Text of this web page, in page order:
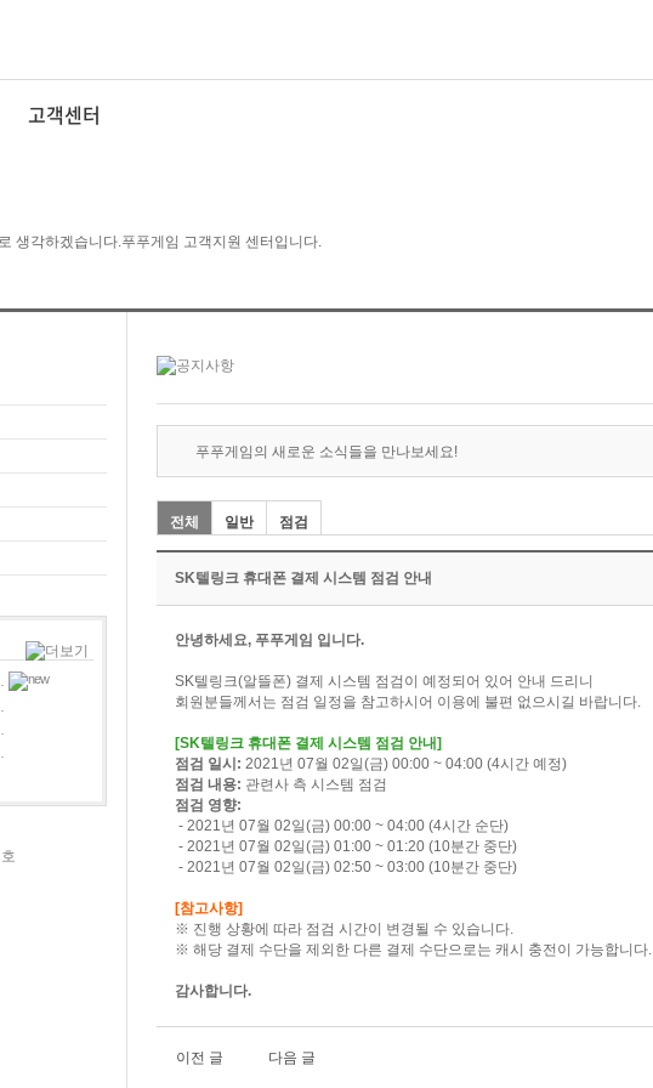
고객센터
푸푸게임의 새로운 소식들을 만나보세요!
전체 일반 점검
SK텔링크 휴대폰 결제 시스템 점검 안내
안녕하세요, 푸푸게임 입니다.
SK텔링크(알뜰폰) 결제 시스템 점검이 예정되어 있어 안내 드리니
회원분들께서는 점검 일정을 참고하시어 이용에 불편 없으시길 바랍니다.
[SK텔링크 휴대폰 결제 시스템 점검 안내]
점검 일시: 2021년 07월 02일(금) 00:00 ~ 04:00 (4시간 예정)
점검 내용: 관련사 측 시스템 점검
점검 영향:
- 2021년 07월 02일(금) 00:00 ~ 04:00 (4시간 순단)
- 2021년 07월 02일(금) 01:00 ~ 01:20 (10분간 중단)
- 2021년 07월 02일(금) 02:50 ~ 03:00 (10분간 중단)
[참고사항]
※ 진행 상황에 따라 점검 시간이 변경될 수 있습니다.
※ 해당 결제 수단을 제외한 다른 결제 수단으로는 캐시 충전이 가능합니다.
감사합니다.
이전 글 다음 글